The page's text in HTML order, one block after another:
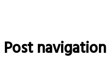
Post navigation